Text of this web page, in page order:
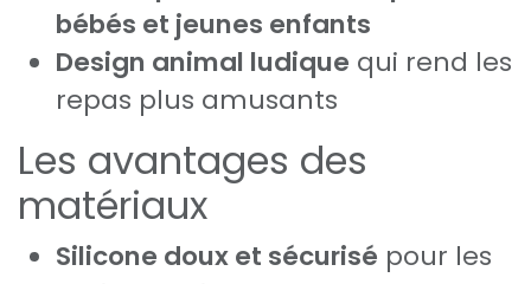
bébés et jeunes enfants
Design animal ludique qui rend les
repas plus amusants
Les avantages des
matériaux
Silicone doux et sécurisé pour les